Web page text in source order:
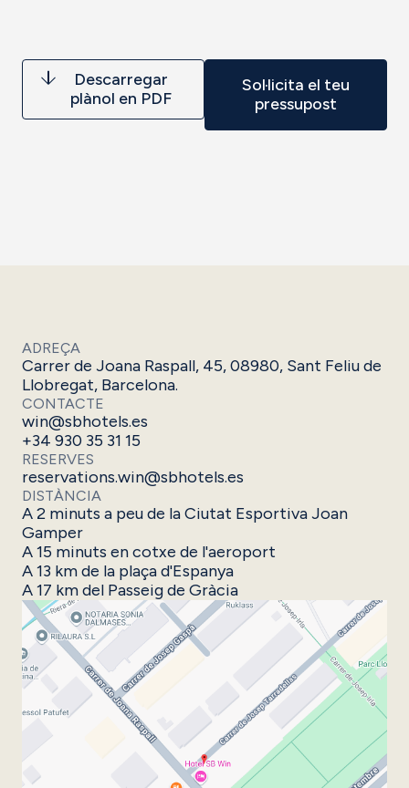
Descarregar
plànol en PDF
Sol·licita el teu
pressupost
ADREÇA
Carrer de Joana Raspall, 45, 08980, Sant Feliu de
Llobregat, Barcelona.
CONTACTE
win@sbhotels.es
+34 930 35 31 15
RESERVES
reservations.win@sbhotels.es
DISTÀNCIA
A 2 minuts a peu de la Ciutat Esportiva Joan
Gamper
A 15 minuts en cotxe de l'aeroport
A 13 km de la plaça d'Espanya
A 17 km del Passeig de Gràcia